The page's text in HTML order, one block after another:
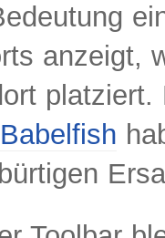
anzeigt,
Babelfish